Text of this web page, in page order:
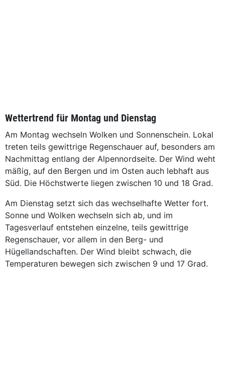
Wettertrend für Montag und Dienstag
Am Montag wechseln Wolken und Sonnenschein. Lokal
treten teils gewittrige Regenschauer auf, besonders am
Nachmittag entlang der Alpennordseite. Der Wind weht
mäßig, auf den Bergen und im Osten auch lebhaft aus
Süd. Die Höchstwerte liegen zwischen 10 und 18 Grad.
Am Dienstag setzt sich das wechselhafte Wetter fort.
Sonne und Wolken wechseln sich ab, und im
Tagesverlauf entstehen einzelne, teils gewittrige
Regenschauer, vor allem in den Berg- und
Hügellandschaften. Der Wind bleibt schwach, die
Temperaturen bewegen sich zwischen 9 und 17 Grad.